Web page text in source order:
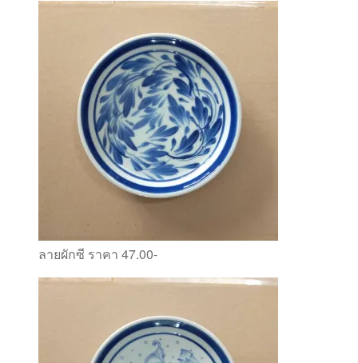
ลายผักซี ราคา 47.00-